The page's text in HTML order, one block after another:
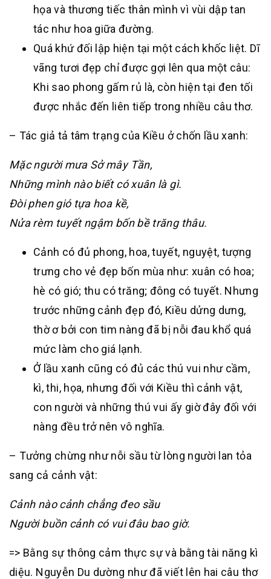
họa và thương tiếc thân mình vì vùi dập tan
tác như hoa giữa đường.
Quá khứ đối lập hiện tại một cách khốc liệt. Dĩ
vãng tươi đẹp chỉ được gợi lên qua một câu:
Khi sao phong gấm rủ là, còn hiện tại đen tối
được nhắc đến liên tiếp trong nhiều câu thơ.
– Tác giả tả tâm trạng của Kiều ở chốn lầu xanh:
Mặc người mưa Sở mây Tần,
Những mình nào biết có xuân là gì.
Đòi phen gió tựa hoa kề,
Nửa rèm tuyết ngậm bốn bề trăng thâu.
Cảnh có đủ phong, hoa, tuyết, nguyệt, tượng
trưng cho vẻ đẹp bốn mùa như: xuân có hoa;
hè có gió; thu có trăng; đông có tuyết. Nhưng
trước những cảnh đẹp đó, Kiều dửng dưng,
thờ ơ bởi con tim nàng đã bị nỗi đau khổ quá
mức làm cho giá lạnh.
Ở lầu xanh cũng có đủ các thú vui như cầm,
kì, thi, họa, nhưng đối với Kiều thì cảnh vật,
con người và những thú vui ấy giờ đây đối với
nàng đều trở nên vô nghĩa.
– Tưởng chừng như nỗi sầu từ lòng người lan tỏa
sang cả cảnh vật:
Cảnh nào cảnh chẳng đeo sầu
Người buồn cảnh có vui đâu bao giờ.
=> Bằng sự thông cảm thực sự và bằng tài năng kì
diệu. Nguyễn Du dường như đã viết lên hai câu thơ